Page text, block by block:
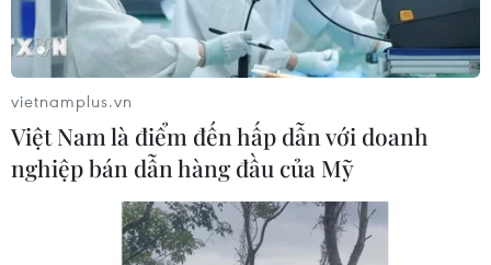
Nga thúc đẩy đa dạng hóa tuyến vận
tải kết nối châu Á qua Ấn Độ Dương
Italy và Hy Lạp trở thành điểm nóng
của virus Tây sông Nile
vietnamplus.vn
Việt Nam là điểm đến hấp dẫn với doanh
nghiệp bán dẫn hàng đầu của Mỹ